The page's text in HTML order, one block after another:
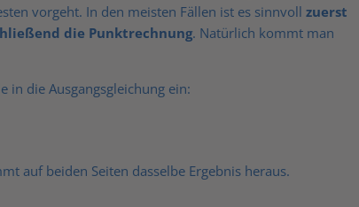
vorgeht. In den meisten Fällen ist es sinnvoll zuerst
die Punktrechnung. Natürlich kommt man
in die Ausgangsgleichung ein:
auf beiden Seiten dasselbe Ergebnis heraus.